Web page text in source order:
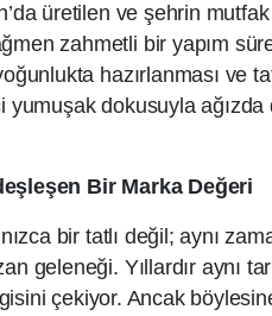
üretilen ve şehrin
zahmetli bir yapım
hazırlanması ve
yumuşak dokusuyla
Bir Marka Değeri
bir tatlı değil; aynı
geleneği. Yıllardır aynı
çekiyor. Ancak